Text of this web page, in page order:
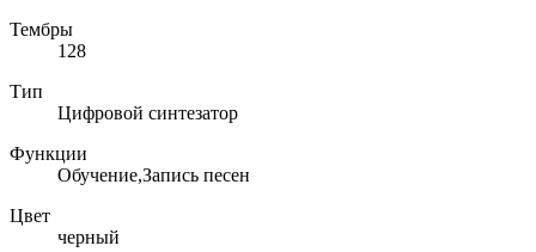
Тембры
128
Тип
Цифровой синтезатор
Функции
Обучение,Запись песен
Цвет
черный